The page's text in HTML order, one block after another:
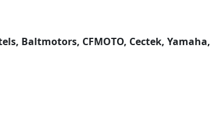
Baltmotors, CFMOTO, Cectek,